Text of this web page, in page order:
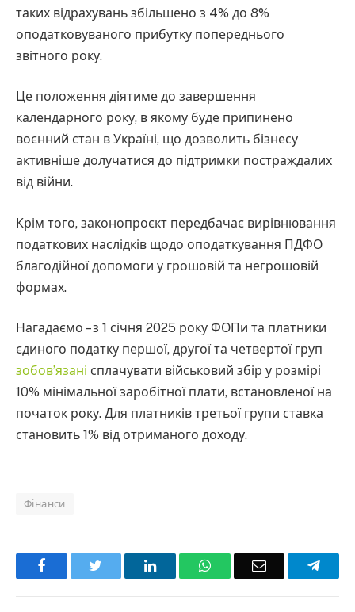
таких відрахувань збільшено з 4% до 8%
оподатковуваного прибутку попереднього
звітного року.
Це положення діятиме до завершення
календарного року, в якому буде припинено
воєнний стан в Україні, що дозволить бізнесу
активніше долучатися до підтримки постраждалих
від війни.
Крім того, законопроєкт передбачає вирівнювання
податкових наслідків щодо оподаткування ПДФО
благодійної допомоги у грошовій та негрошовій
формах.
Нагадаємо – з 1 січня 2025 року ФОПи та платники
єдиного податку першої, другої та четвертої груп
зобов’язані сплачувати військовий збір у розмірі
10% мінімальної заробітної плати, встановленої на
початок року. Для платників третьої групи ставка
становить 1% від отриманого доходу.
Фінанси
Facebook LinkedInWhatsAppEmail